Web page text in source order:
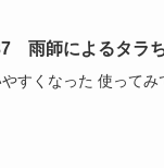
雨師によるタラ
すくなった 使って